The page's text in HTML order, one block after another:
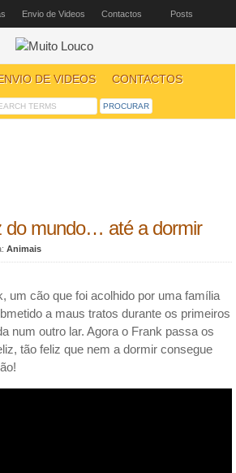
Envio de Videos Contactos Posts
DE VIDEOS CONTACTOS
do mundo… até a dormir
Animais
um cão que foi acolhido por uma família
a maus tratos durante os primeiros
num outro lar. Agora o Frank passa os
tão feliz que nem a dormir consegue